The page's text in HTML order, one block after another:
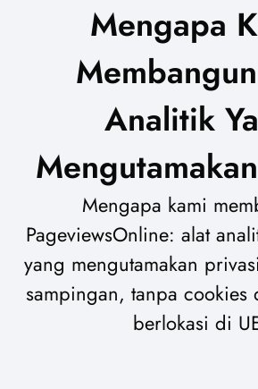
Mengapa
Analitik
Mengapa kami
PageviewsOnline: alat
yang mengutamakan
sampingan, tanpa cookies
berlokasi di